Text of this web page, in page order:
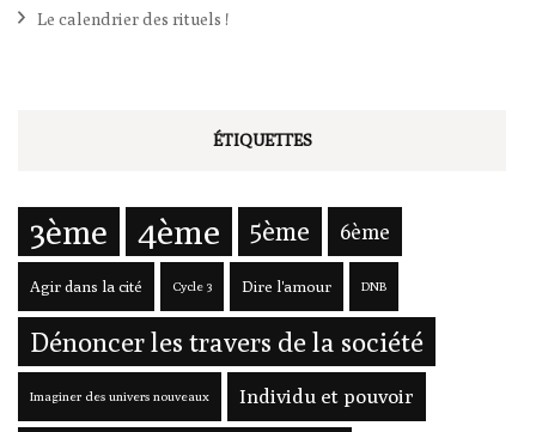
Le calendrier des rituels !
ÉTIQUETTES
3ème 4ème 5ème 6ème
Agir dans la cité Cycle 3 Dire l'amour DNB
Dénoncer les travers de la société
Imaginer des univers nouveaux Individu et pouvoir